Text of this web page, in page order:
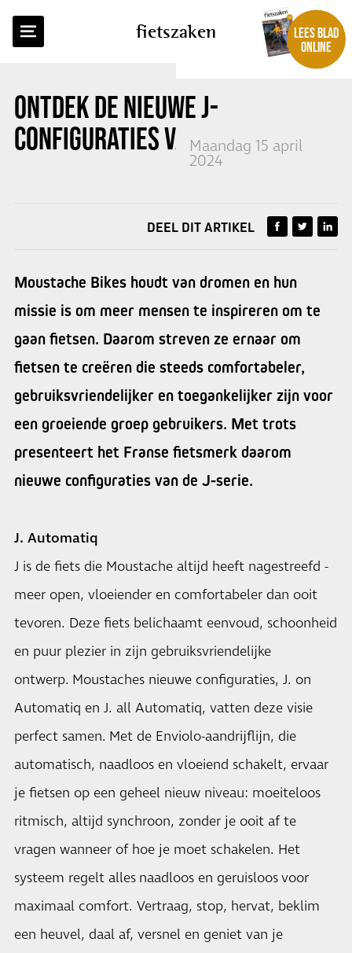
fietszaken
LEES BLAD
ONLINE
ONTDEK DE NIEUWE J-
CONFIGURATIES VAN MOUSTACHE
Maandag 15 april
2024
TERUG NAAR OVERZICHT
DEEL DIT ARTIKEL
Moustache Bikes houdt van dromen en hun
missie is om meer mensen te inspireren om te
gaan fietsen. Daarom streven ze ernaar om
fietsen te creëren die steeds comfortabeler,
gebruiksvriendelijker en toegankelijker zijn voor
een groeiende groep gebruikers. Met trots
presenteert het Franse fietsmerk daarom
nieuwe configuraties van de J-serie.
J. Automatiq
J is de fiets die Moustache altijd heeft nagestreefd -
meer open, vloeiender en comfortabeler dan ooit
tevoren. Deze fiets belichaamt eenvoud, schoonheid
en puur plezier in zijn gebruiksvriendelijke
ontwerp. Moustaches nieuwe configuraties, J. on
Automatiq en J. all Automatiq, vatten deze visie
perfect samen. Met de Enviolo-aandrijflijn, die
automatisch, naadloos en vloeiend schakelt, ervaar
je fietsen op een geheel nieuw niveau: moeiteloos
ritmisch, altijd synchroon, zonder je ooit af te
vragen wanneer of hoe je moet schakelen. Het
systeem regelt alles naadloos en geruisloos voor
maximaal comfort. Vertraag, stop, hervat, beklim
een heuvel, daal af, versnel en geniet van je